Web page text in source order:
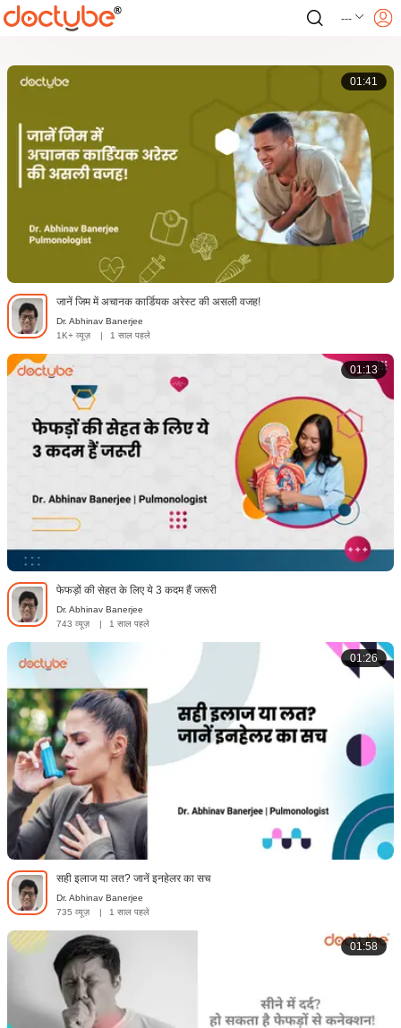
---
01:41
जानें जिम में अचानक कार्डियक अरेस्ट की असली वजह!
Dr. Abhinav Banerjee
1K+ व्यूज़
| 1 साल पहले
01:13
फेफड़ों की सेहत के लिए ये 3 कदम हैं जरूरी
Dr. Abhinav Banerjee
743 व्यूज़
| 1 साल पहले
01:26
सही इलाज या लत? जानें इनहेलर का सच
Dr. Abhinav Banerjee
735 व्यूज़
| 1 साल पहले
01:58